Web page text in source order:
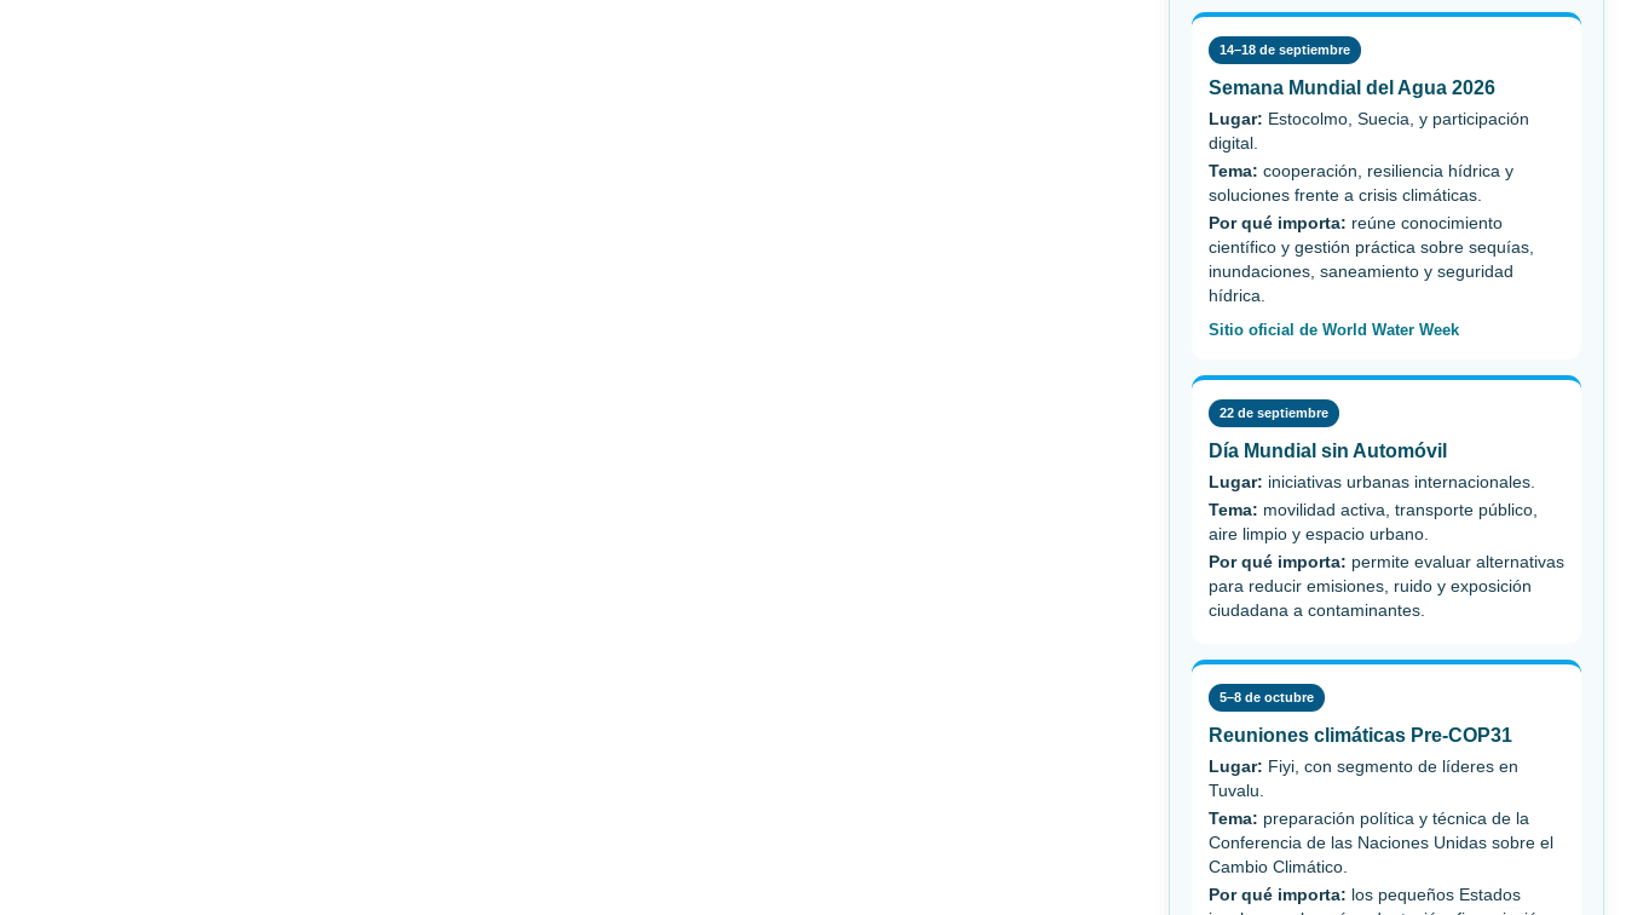
14–18 de septiembre
Semana Mundial del Agua 2026
Lugar: Estocolmo, Suecia, y participación
digital.
Tema: cooperación, resiliencia hídrica y
soluciones frente a crisis climáticas.
Por qué importa: reúne conocimiento
científico y gestión práctica sobre sequías,
inundaciones, saneamiento y seguridad
hídrica.
Sitio oficial de World Water Week
22 de septiembre
Día Mundial sin Automóvil
Lugar: iniciativas urbanas internacionales.
Tema: movilidad activa, transporte público,
aire limpio y espacio urbano.
Por qué importa: permite evaluar alternativas
para reducir emisiones, ruido y exposición
ciudadana a contaminantes.
5–8 de octubre
Reuniones climáticas Pre-COP31
Lugar: Fiyi, con segmento de líderes en
Tuvalu.
Tema: preparación política y técnica de la
Conferencia de las Naciones Unidas sobre el
Cambio Climático.
Por qué importa: los pequeños Estados